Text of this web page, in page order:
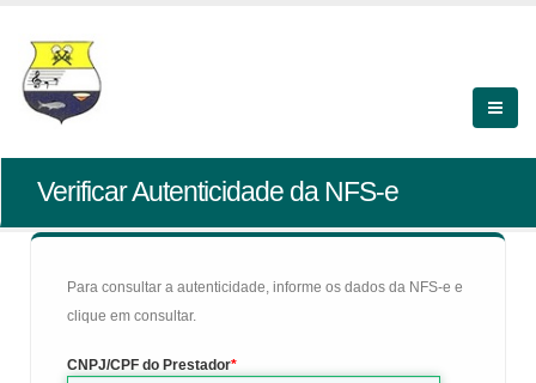
Verificar Autenticidade da NFS-e
Para consultar a autenticidade, informe os dados da NFS-e e
clique em consultar.
CNPJ/CPF do Prestador